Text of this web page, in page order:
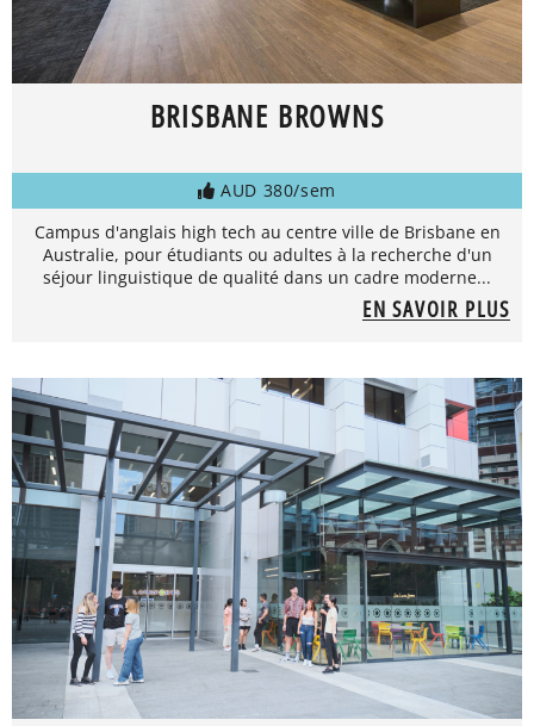
BRISBANE BROWNS
AUD 380/sem
Campus d'anglais high tech au centre ville de Brisbane en
Australie, pour étudiants ou adultes à la recherche d'un
séjour linguistique de qualité dans un cadre moderne...
EN SAVOIR PLUS